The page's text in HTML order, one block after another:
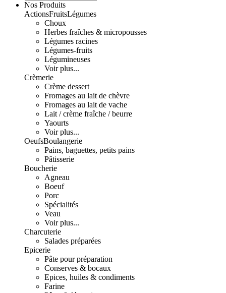
Nos Produits
ActionsFruitsLégumes
Choux
Herbes fraîches & micropousses
Légumes racines
Légumes-fruits
Légumineuses
Voir plus...
Crèmerie
Crème dessert
Fromages au lait de chèvre
Fromages au lait de vache
Lait / crème fraîche / beurre
Yaourts
Voir plus...
OeufsBoulangerie
Pains, baguettes, petits pains
Pâtisserie
Boucherie
Agneau
Boeuf
Porc
Spécialités
Veau
Voir plus...
Charcuterie
Salades préparées
Epicerie
Pâte pour préparation
Conserves & bocaux
Epices, huiles & condiments
Farine